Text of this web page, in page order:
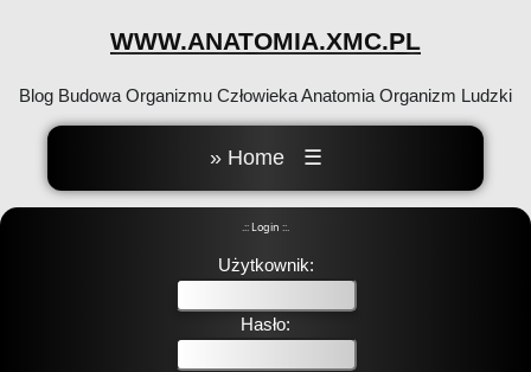
WWW.ANATOMIA.XMC.PL
Blog Budowa Organizmu Człowieka Anatomia Organizm Ludzki
» Home ☰
.:: Login ::.
Użytkownik:
Hasło: